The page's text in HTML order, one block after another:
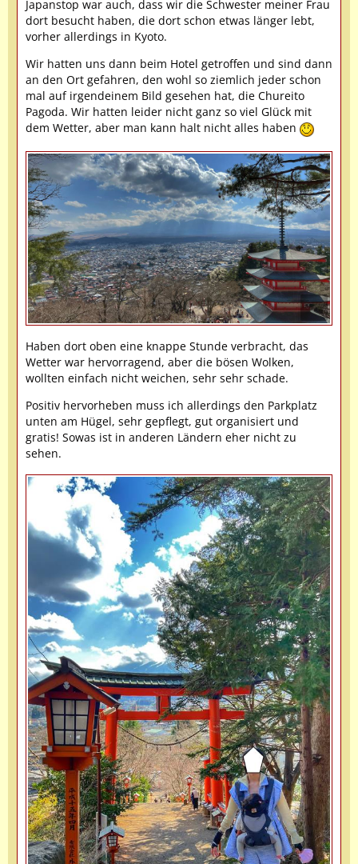
Japanstop war auch, dass wir die Schwester meiner Frau
dort besucht haben, die dort schon etwas länger lebt,
vorher allerdings in Kyoto.
Wir hatten uns dann beim Hotel getroffen und sind dann
an den Ort gefahren, den wohl so ziemlich jeder schon
mal auf irgendeinem Bild gesehen hat, die Chureito
Pagoda. Wir hatten leider nicht ganz so viel Glück mit
dem Wetter, aber man kann halt nicht alles haben
Haben dort oben eine knappe Stunde verbracht, das
Wetter war hervorragend, aber die bösen Wolken,
wollten einfach nicht weichen, sehr sehr schade.
Positiv hervorheben muss ich allerdings den Parkplatz
unten am Hügel, sehr gepflegt, gut organisiert und
gratis! Sowas ist in anderen Ländern eher nicht zu
sehen.